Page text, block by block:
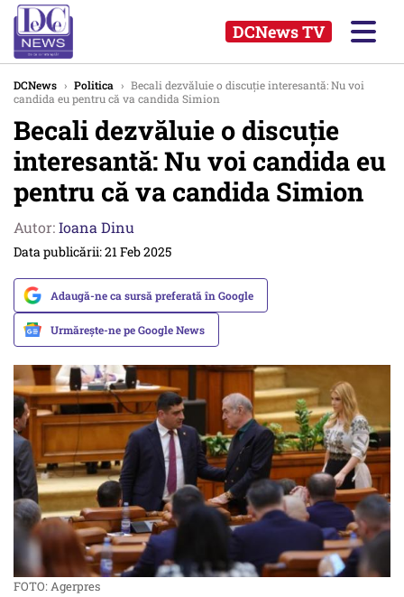
DCNews TV
DCNews › Politica › Becali dezvăluie o discuție interesantă: Nu voi
candida eu pentru că va candida Simion
Becali dezvăluie o discuție
interesantă: Nu voi candida eu
pentru că va candida Simion
Autor:Ioana Dinu
Data publicării: 21 Feb 2025
Adaugă-ne ca sursă preferată în Google
Urmărește-ne pe Google News
FOTO: Agerpres